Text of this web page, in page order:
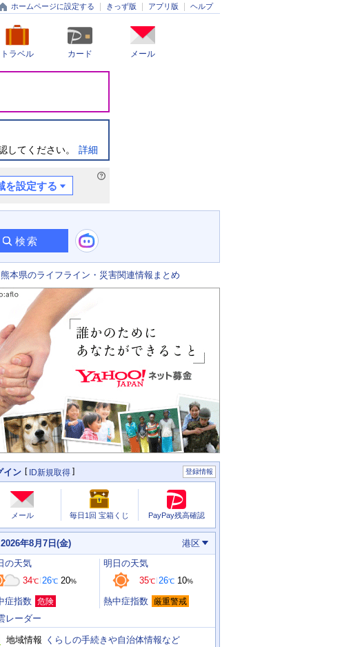
ホームページに設定する きっず版 アプリ版 ヘルプ
トラベル カード メール
てください。 詳細
を設定する
検索
熊本県のライフライン・災害関連情報まとめ
イン ID新規取得 登録情報
メール 毎日1回 宝箱くじ PayPay残高確認
2026年8月7日(金) 港区
の天気
34℃ 26℃ 20%
症指数 危険
明日 の天気
35℃ 26℃ 10%
熱中症指数 厳重警戒
レーダー
地域情報 くらしの手続きや自治体情報など